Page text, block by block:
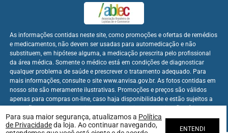
Para sua maior segurança, atualizamos a Política
de Privacidadeda loja. Ao continuar navegando,
ENTENDI
As informações contidas neste site, como promoções e ofertas de remédios
e medicamentos, não devem ser usadas para automedicação e não
substituem, em hipótese alguma, a medicação prescrita pelo profissional
da área médica. Somente o médico está em condições de diagnosticar
qualquer problema de saúde e prescrever o tratamento adequado. Para
mais informações, consulte o site www.anvisa.gov.br. As fotos contidas em
nosso site são meramente ilustrativas. Promoções e preços são válidos
apenas para compras on-line, caso haja disponibilidade e estão sujeitos a
alterações no decorrer do dia. Os preços publicados no site são válidos
apenas para compras on-line.